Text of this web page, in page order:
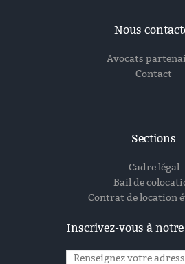
Nous
Avocats
Contact
Sections
Cadre légal
Bail de
Contrat de location
Inscrivez-vous à